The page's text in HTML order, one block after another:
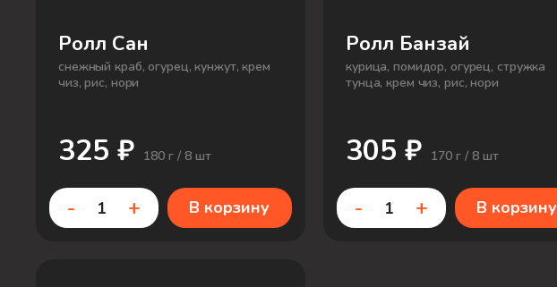
Ролл Сан
снежный краб, огурец, кунжут, крем
чиз, рис, нори
325 ₽ 180 г / 8 шт
- + В корзину
Ролл Банзай
курица, помидор, огурец, стружка
тунца, крем чиз, рис, нори
305 ₽ 170 г / 8 шт
- + В корзину